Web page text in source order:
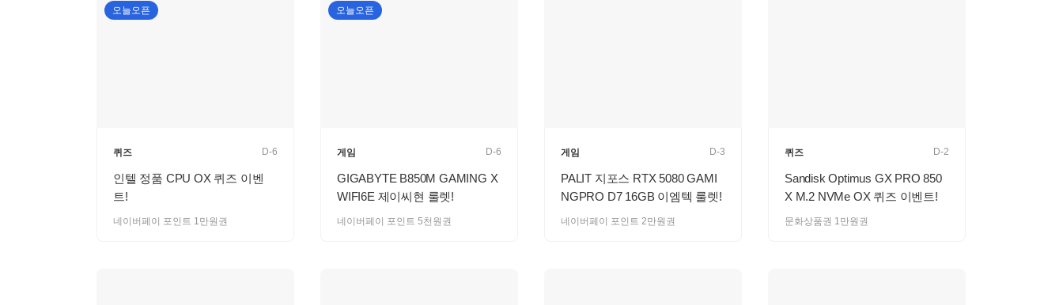
오늘오픈
퀴즈 D-6
인텔 정품 CPU OX 퀴즈 이벤
트!
네이버페이 포인트 1만원권
오늘오픈
게임 D-6
GIGABYTE B850M GAMING X
WIFI6E 제이씨현 룰렛!
네이버페이 포인트 5천원권
게임 D-3
PALIT 지포스 RTX 5080 GAMI
NGPRO D7 16GB 이엠텍 룰렛!
네이버페이 포인트 2만원권
퀴즈 D-2
Sandisk Optimus GX PRO 850
X M.2 NVMe OX 퀴즈 이벤트!
문화상품권 1만원권